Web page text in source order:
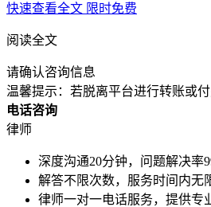
快速查看全文 限时免费
阅读全文
请确认咨询信息
温馨提示：若脱离平台进行转账或
电话咨询
律师
深度沟通20分钟，问题解决率
解答不限次数，服务时间内无
律师一对一电话服务，提供专